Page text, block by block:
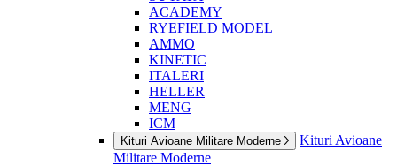
ACADEMY
RYEFIELD MODEL
AMMO
KINETIC
ITALERI
HELLER
MENG
ICM
Kituri Avioane Militare Moderne
Kituri Avioane
Militare Moderne